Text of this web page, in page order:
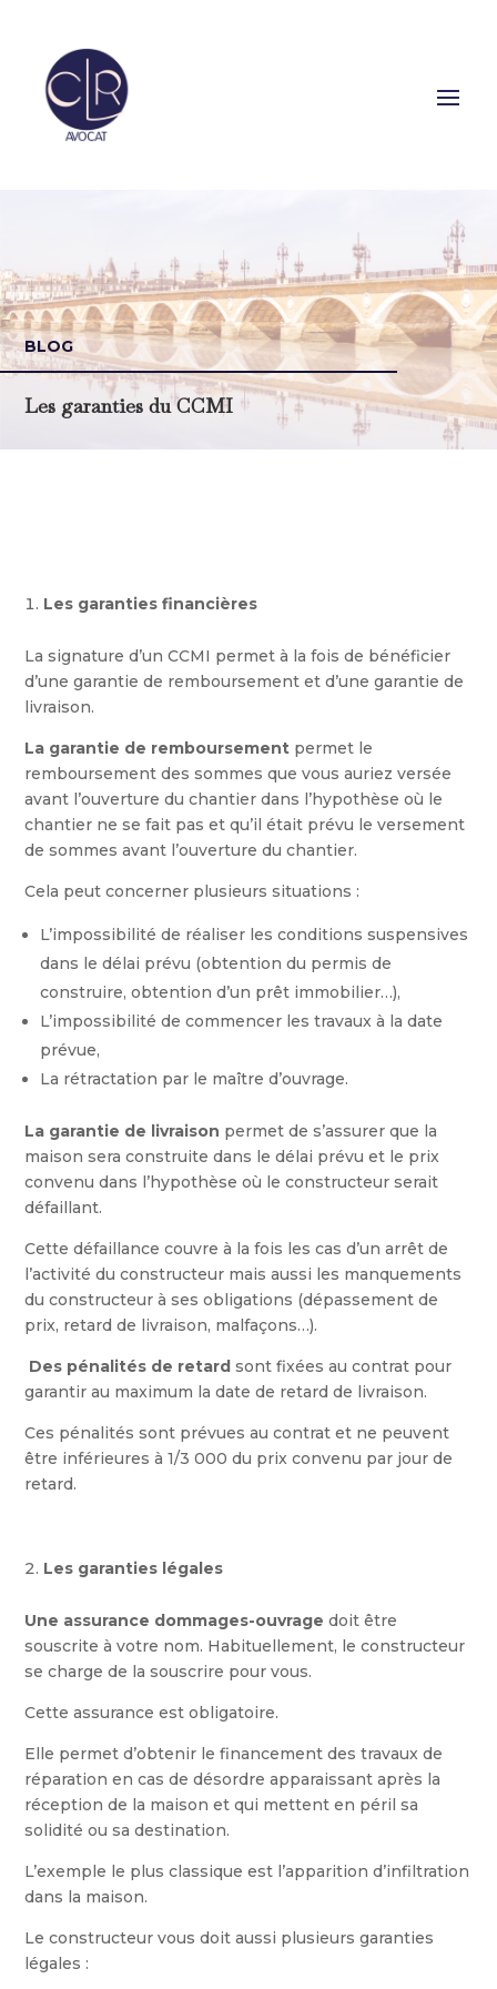
BLOG
Les garanties du CCMI
Les garanties financières
La signature d’un CCMI permet à la fois de bénéficier
d’une garantie de remboursement et d’une garantie de
livraison.
La garantie de remboursement permet le
remboursement des sommes que vous auriez versée
avant l’ouverture du chantier dans l’hypothèse où le
chantier ne se fait pas et qu’il était prévu le versement
de sommes avant l’ouverture du chantier.
Cela peut concerner plusieurs situations :
L’impossibilité de réaliser les conditions suspensives
dans le délai prévu (obtention du permis de
construire, obtention d’un prêt immobilier…),
L’impossibilité de commencer les travaux à la date
prévue,
La rétractation par le maître d’ouvrage.
La garantie de livraison permet de s’assurer que la
maison sera construite dans le délai prévu et le prix
convenu dans l’hypothèse où le constructeur serait
défaillant.
Cette défaillance couvre à la fois les cas d’un arrêt de
l’activité du constructeur mais aussi les manquements
du constructeur à ses obligations (dépassement de
prix, retard de livraison, malfaçons…).
Des pénalités de retardsont fixées au contrat pour
garantir au maximum la date de retard de livraison.
Ces pénalités sont prévues au contrat et ne peuvent
être inférieures à 1/3 000 du prix convenu par jour de
retard.
Les garanties légales
Une assurance dommages-ouvrage doit être
souscrite à votre nom. Habituellement, le constructeur
se charge de la souscrire pour vous.
Cette assurance est obligatoire.
Elle permet d’obtenir le financement des travaux de
réparation en cas de désordre apparaissant après la
réception de la maison et qui mettent en péril sa
solidité ou sa destination.
L’exemple le plus classique est l’apparition d’infiltration
dans la maison.
Le constructeur vous doit aussi plusieurs garanties
légales :